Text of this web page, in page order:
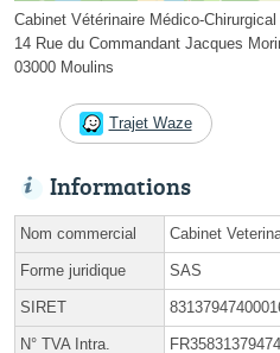
Cabinet Vétérinaire Médico-
14 Rue du Commandant Jacques
03000 Moulins
Trajet Waze
Informations
Nom commercial Cabinet
Forme juridique SAS
SIRET
N° TVA Intra. FR35831379474